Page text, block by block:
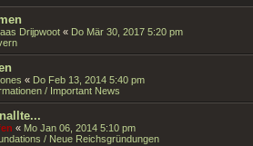
Drijpwoot « Do Mär 30, 2017 5:20 pm
« Do Feb 13, 2014 5:40 pm
/ Important News
« Mo Jan 06, 2014 5:10 pm
/ Neue Reichsgründungen